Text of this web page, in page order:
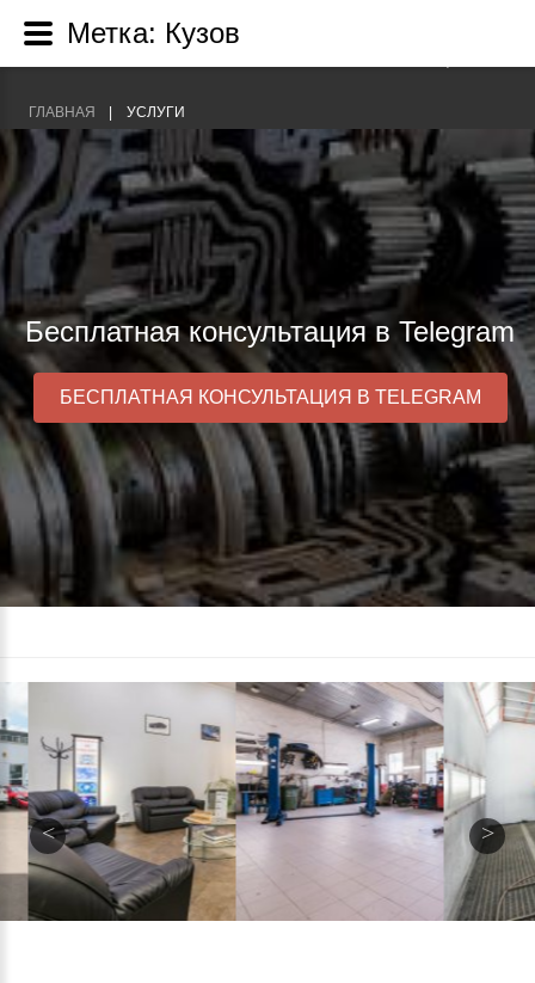
ГЛАВНАЯ УСЛУГИ
Бесплатная консультация в Telegram
БЕСПЛАТНАЯ КОНСУЛЬТАЦИЯ В TELEGRAM
Метка: Кузов